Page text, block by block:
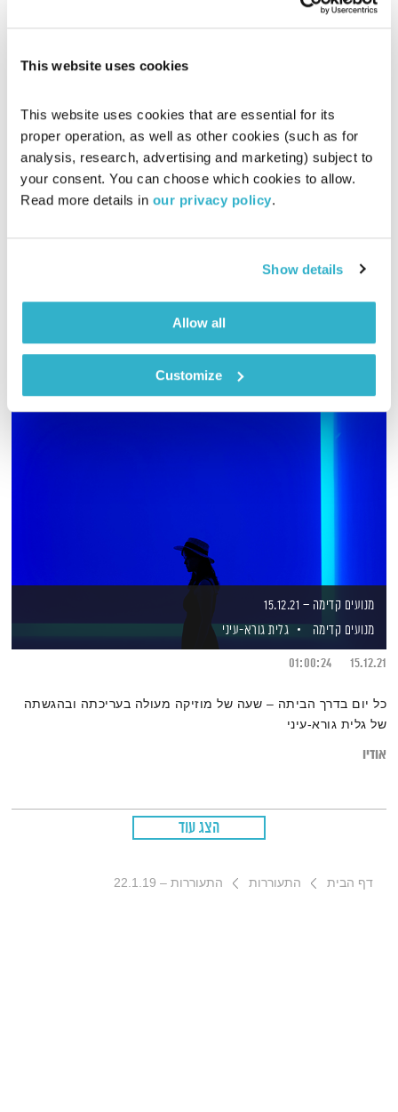
This website uses cookies
This website uses cookies that are essential for its
proper operation, as well as other cookies (such as for
analysis, research, advertising and marketing) subject to
your consent. You can choose which cookies to allow.
Read more details in our privacy policy.
Show details
Allow all
Customize
כל יום מחדש – 30.10.24 – ספיישל פוליס
אמיר פרי
30.10.24
01:00:00
פעם – האלבום השני השלישי והרביעי של The Police, שיצאו כולם
בחודש אוקטובר (79,80,81)
מנועים קדימה – 15.12.21
מנועים קדימה
גלית גורא-עיני
15.12.21
01:00:24
כל יום בדרך הביתה – שעה של מוזיקה מעולה בעריכתה ובהגשתה
של גלית גורא-עיני
אודיו
הצג עוד
דף הבית התעוררות התעוררות – 22.1.19